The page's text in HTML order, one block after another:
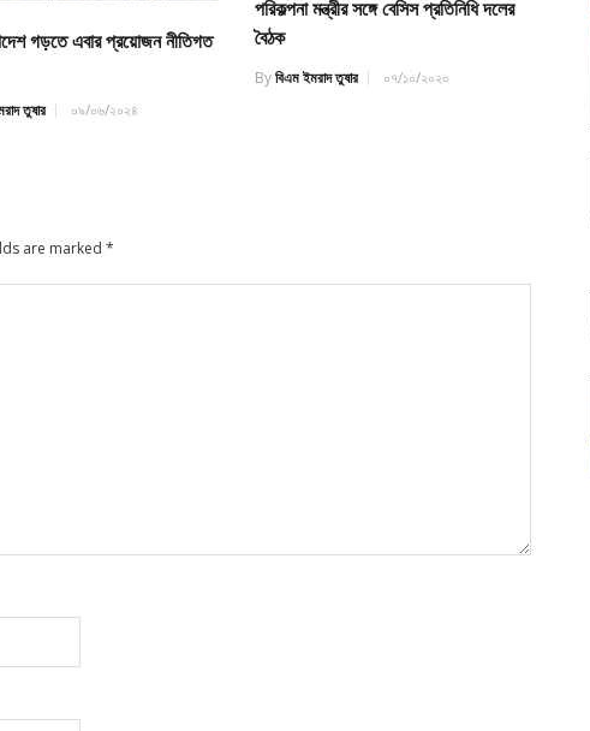
গড়তে এবার প্রয়োজন নীতিগত
তুষার ০৯/০৬/২০২৪
পরিকল্পনা মন্ত্রীর সঙ্গে বেসিস প্রতিনিধি দলের
বৈঠক
Byবিএম ইমরাদ তুষার ০৭/১০/২০২০
are marked*